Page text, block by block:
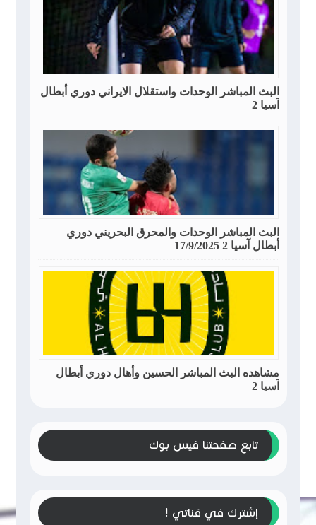
البث المباشر الوحدات واستقلال الايراني دوري أبطال
آسيا 2
البث المباشر الوحدات والمحرق البحريني دوري
أبطال آسيا 2 17/9/2025
مشاهده البث المباشر الحسين وأهال دوري أبطال
آسيا 2
تابع صفحتنا فيس بوك
إشترك في قناتي !